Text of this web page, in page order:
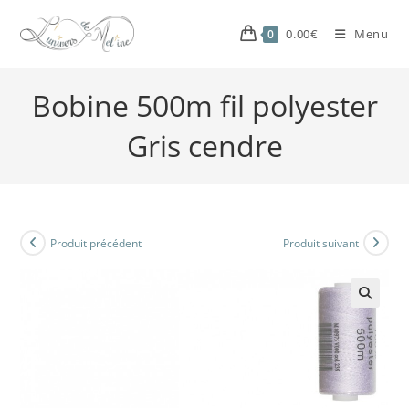
0 0.00€ Menu
Bobine 500m fil polyester
Gris cendre
Produit précédent Produit suivant